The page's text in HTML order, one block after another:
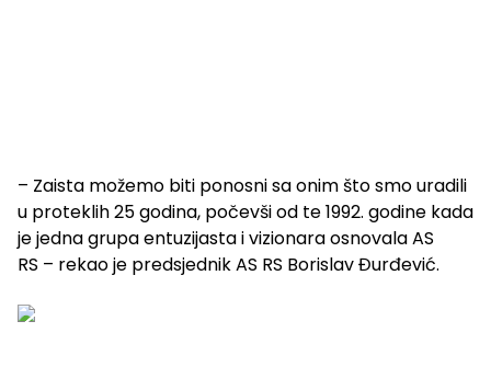
– Zaista možemo biti ponosni sa onim što smo uradili
u proteklih 25 godina, počevši od te 1992. godine kada
je jedna grupa entuzijasta i vizionara osnovala AS
RS – rekao je predsjednik AS RS Borislav Đurđević.